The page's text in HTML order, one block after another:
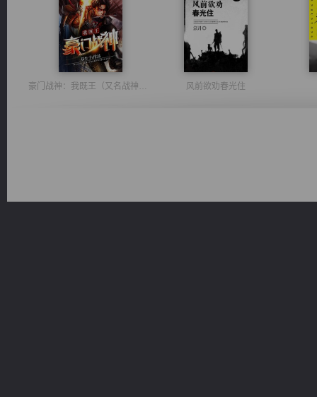
豪门战神：我既王（又名战神归来不败神婿修罗战神） 风前欲劝春光住